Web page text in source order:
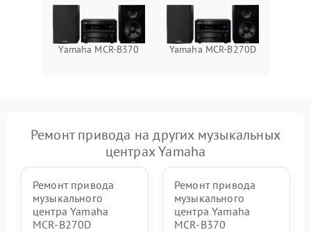
Yamaha MCR-B370 Yamaha MCR-B270D
Ремонт привода на других музыкальных
центрах Yamaha
Ремонт привода
музыкального
центра Yamaha
MCR-B270D
Ремонт привода
музыкального
центра Yamaha
MCR-B370